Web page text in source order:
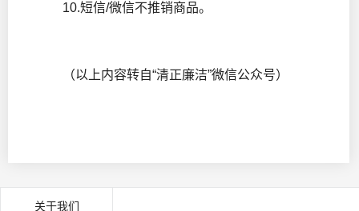
10.短信/微信不推销商品。
（以上内容转自“清正廉洁”微信公众号）
关于我们